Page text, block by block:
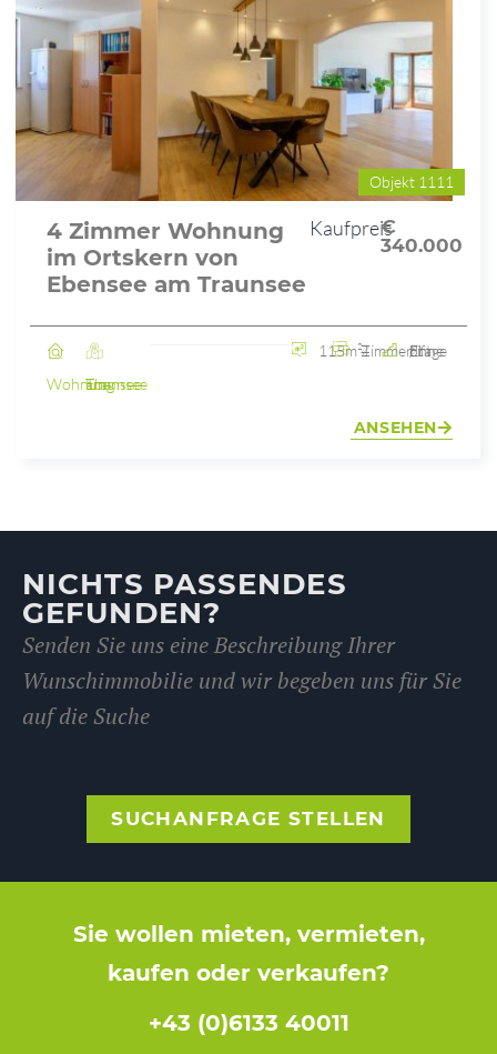
Objekt 1111
4 Zimmer Wohnung
im Ortskern von
Ebensee am Traunsee
Kaufpreis
€
340.000
WohnungEbensee am Traunsee
115m²4 Zimmer2. Etage / ohne Lift
ANSEHEN
NICHTS PASSENDES
GEFUNDEN?
Senden Sie uns eine Beschreibung Ihrer
Wunschimmobilie und wir begeben uns für Sie
auf die Suche
SUCHANFRAGE STELLEN
Sie wollen mieten, vermieten,
kaufen oder verkaufen?
+43 (0)6133 40011